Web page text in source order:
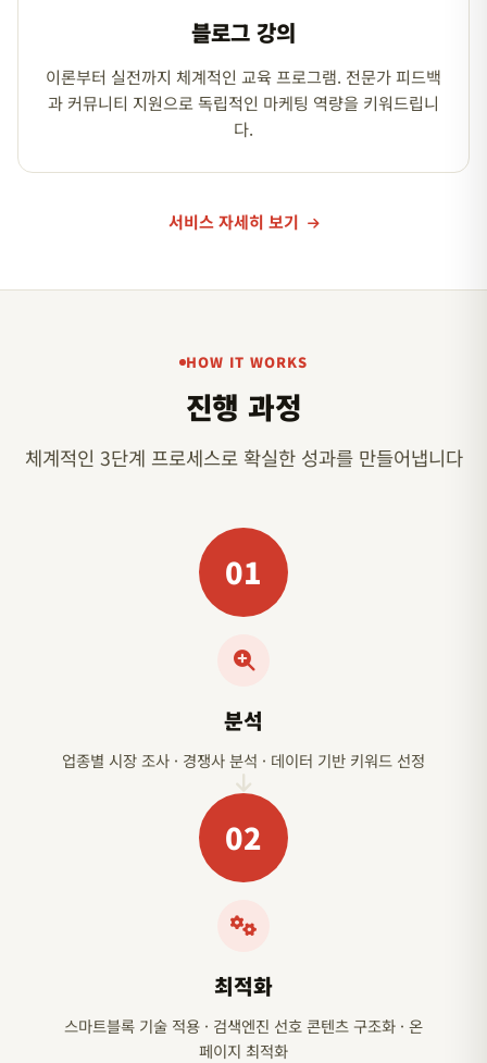
블로그 강의
이론부터 실전까지 체계적인 교육 프로그램. 전문가 피드백
과 커뮤니티 지원으로 독립적인 마케팅 역량을 키워드립니
다.
서비스 자세히 보기
HOW IT WORKS
진행 과정
체계적인 3단계 프로세스로 확실한 성과를 만들어냅니다
01
분석
업종별 시장 조사 · 경쟁사 분석 · 데이터 기반 키워드 선정
02
최적화
스마트블록 기술 적용 · 검색엔진 선호 콘텐츠 구조화 · 온
페이지 최적화